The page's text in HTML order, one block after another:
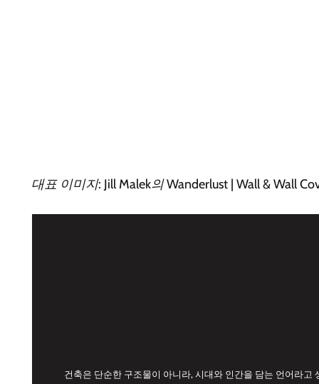
대표 이미지: Jill Malek의 Wanderlust | Wall & Wall
건축은 단순한 구조물이 아니라, 시대와 인간을 담는 언어라